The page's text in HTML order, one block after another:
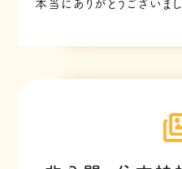
本当にありがとうございま